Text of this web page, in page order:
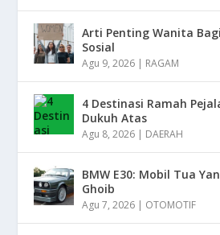
Arti Penting Wanita
Sosial
Agu 9, 2026 | RAGAM
4 Destinasi Ramah
Dukuh Atas
Agu 8, 2026 | DAERAH
BMW E30: Mobil Tua
Ghoib
Agu 7, 2026 | OTOMOTIF